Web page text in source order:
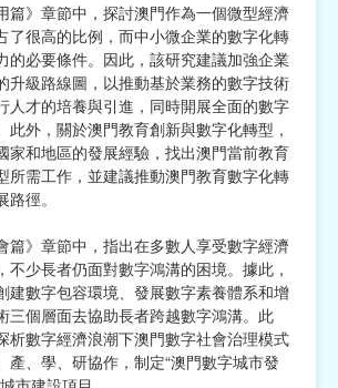
篇》章節中，探討澳門作為一個微型經濟
了很高的比例，而中小微企業的數字化轉
的必要條件。因此，該研究建議加強企業
升級路線圖，以推動基於業務的數字技術
人才的培養與引進，同時開展全面的數字
此外，關於澳門教育創新與數字化轉型，
家和地區的發展經驗，找出澳門當前教育
所需工作，並建議推動澳門教育數字化轉
徑。
篇》章節中，指出在多數人享受數字經濟
不少長者仍面對數字鴻溝的困境。據此，
建數字包容環境、發展數字素養體系和增
三個層面去協助長者跨越數字鴻溝。此
析數字經濟浪潮下澳門數字社會治理模式
產、學、研協作，制定“澳門數字城市發